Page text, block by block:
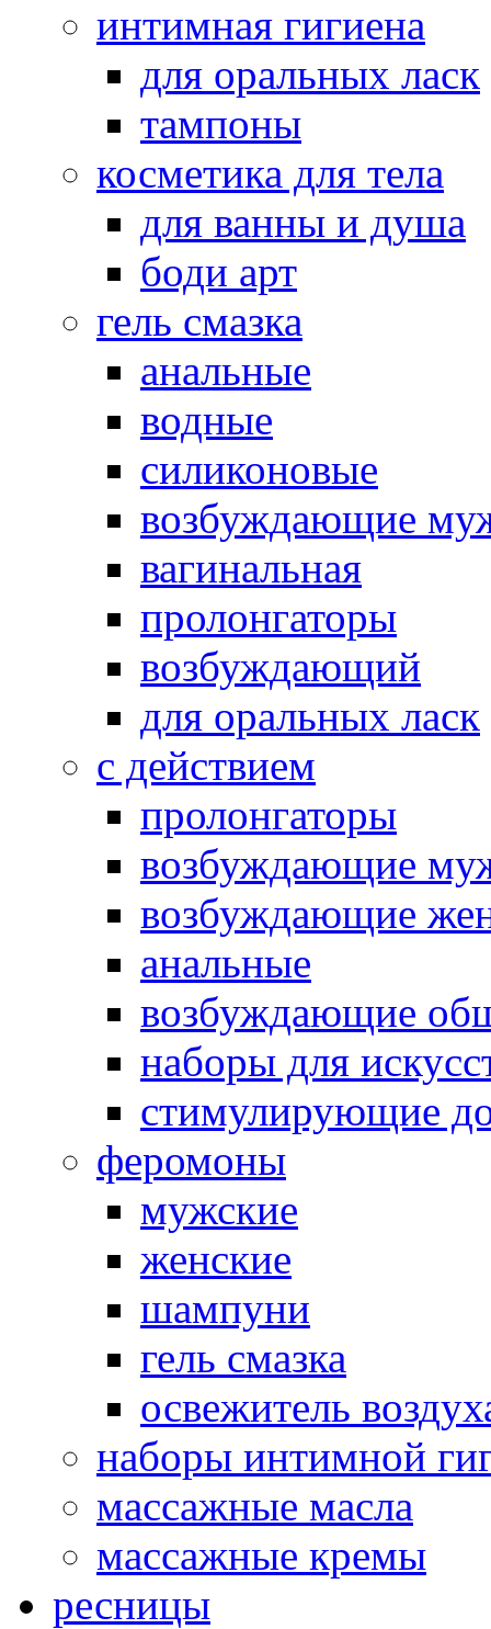
интимная гигиена
для оральных ласк
тампоны
косметика для тела
для ванны и душа
боди арт
гель смазка
анальные
водные
силиконовые
возбуждающие
вагинальная
пролонгаторы
возбуждающий
для оральных ласк
с действием
пролонгаторы
возбуждающие
возбуждающие
анальные
возбуждающие
наборы для
стимулирующие
феромоны
мужские
женские
шампуни
гель смазка
освежитель
наборы интимной
массажные масла
массажные кремы
ресницы